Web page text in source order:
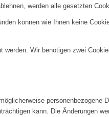
werden alle gesetzten
können wie Ihnen keine
Wir benötigen zwei
personenbezogene
kann. Die Änderungen